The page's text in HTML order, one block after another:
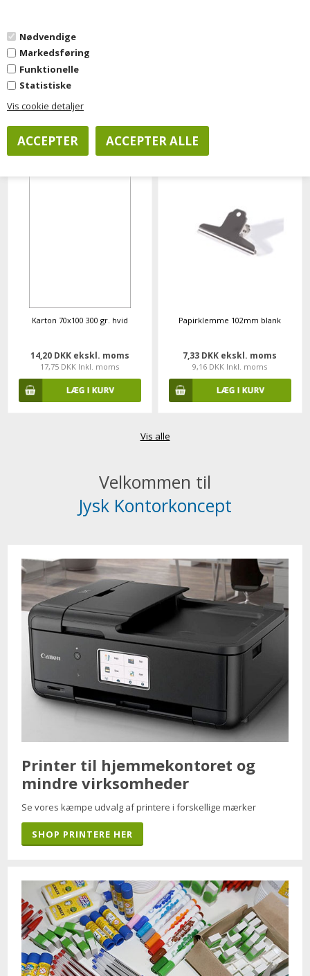
Nødvendige
Markedsføring
Funktionelle
Statistiske
Vis cookie detaljer
Vi anbefaler
Printere
Etiketprintere Hulmaskiner
Karton 70x100 300 gr. hvid
14,20 DKK ekskl. moms
17,75 DKK Inkl. moms
Papirklemme 102mm blank
7,33 DKK ekskl. moms
9,16 DKK Inkl. moms
Vis alle
Velkommen til
Jysk Kontorkoncept
Printer til hjemmekontoret og
mindre virksomheder
Se vores kæmpe udvalg af printere i forskellige mærker
SHOP PRINTERE HER